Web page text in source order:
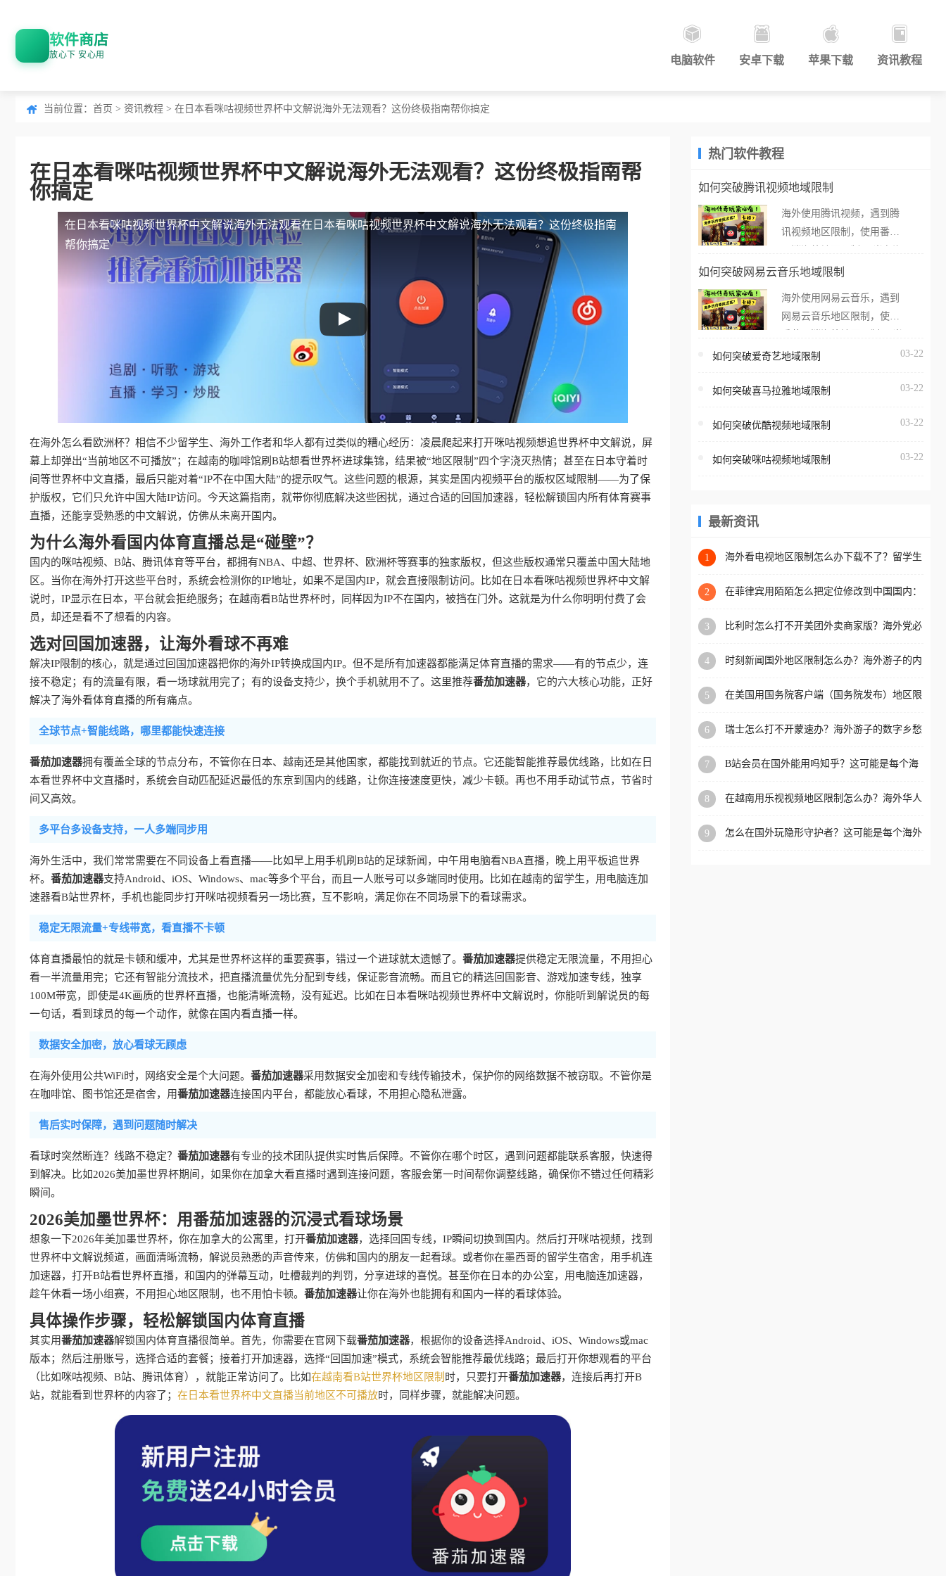
软件商店
放心下 安心用 电脑软件 安卓下载 苹果下载 资讯教程
当前位置： 首页 > 资讯教程 > 在日本看咪咕视频世界杯中文解说海外无法观看？这份终极指南帮你搞定
在日本看咪咕视频世界杯中文解说海外无法观看？这份终极指南帮
你搞定
在日本看咪咕视频世界杯中文解说海外无法观看在日本看咪咕视频世界杯中文解说海外无法观看？这份终极指南
帮你搞定
在海外怎么看欧洲杯？相信不少留学生、海外工作者和华人都有过类似的糟心经历：凌晨爬起来打开咪咕视频想追世界杯中文解说，屏
幕上却弹出“当前地区不可播放”；在越南的咖啡馆刷B站想看世界杯进球集锦，结果被“地区限制”四个字浇灭热情；甚至在日本守着时
间等世界杯中文直播，最后只能对着“IP不在中国大陆”的提示叹气。这些问题的根源，其实是国内视频平台的版权区域限制——为了保
护版权，它们只允许中国大陆IP访问。今天这篇指南，就带你彻底解决这些困扰，通过合适的回国加速器，轻松解锁国内所有体育赛事
直播，还能享受熟悉的中文解说，仿佛从未离开国内。
为什么海外看国内体育直播总是“碰壁”？
国内的咪咕视频、B站、腾讯体育等平台，都拥有NBA、中超、世界杯、欧洲杯等赛事的独家版权，但这些版权通常只覆盖中国大陆地
区。当你在海外打开这些平台时，系统会检测你的IP地址，如果不是国内IP，就会直接限制访问。比如在日本看咪咕视频世界杯中文解
说时，IP显示在日本，平台就会拒绝服务；在越南看B站世界杯时，同样因为IP不在国内，被挡在门外。这就是为什么你明明付费了会
员，却还是看不了想看的内容。
选对回国加速器，让海外看球不再难
解决IP限制的核心，就是通过回国加速器把你的海外IP转换成国内IP。但不是所有加速器都能满足体育直播的需求——有的节点少，连
接不稳定；有的流量有限，看一场球就用完了；有的设备支持少，换个手机就用不了。这里推荐番茄加速器，它的六大核心功能，正好
解决了海外看体育直播的所有痛点。
全球节点+智能线路，哪里都能快速连接
番茄加速器拥有覆盖全球的节点分布，不管你在日本、越南还是其他国家，都能找到就近的节点。它还能智能推荐最优线路，比如在日
本看世界杯中文直播时，系统会自动匹配延迟最低的东京到国内的线路，让你连接速度更快，减少卡顿。再也不用手动试节点，节省时
间又高效。
多平台多设备支持，一人多端同步用
海外生活中，我们常常需要在不同设备上看直播——比如早上用手机刷B站的足球新闻，中午用电脑看NBA直播，晚上用平板追世界
杯。 番茄加速器支持Android、iOS、Windows、mac等多个平台，而且一人账号可以多端同时使用。比如在越南的留学生，用电脑连加
速器看B站世界杯，手机也能同步打开咪咕视频看另一场比赛，互不影响，满足你在不同场景下的看球需求。
稳定无限流量+专线带宽，看直播不卡顿
体育直播最怕的就是卡顿和缓冲，尤其是世界杯这样的重要赛事，错过一个进球就太遗憾了。 番茄加速器提供稳定无限流量，不用担心
看一半流量用完；它还有智能分流技术，把直播流量优先分配到专线，保证影音流畅。而且它的精选回国影音、游戏加速专线，独享
100M带宽，即使是4K画质的世界杯直播，也能清晰流畅，没有延迟。比如在日本看咪咕视频世界杯中文解说时，你能听到解说员的每
一句话，看到球员的每一个动作，就像在国内看直播一样。
数据安全加密，放心看球无顾虑
在海外使用公共WiFi时，网络安全是个大问题。 番茄加速器采用数据安全加密和专线传输技术，保护你的网络数据不被窃取。不管你是
在咖啡馆、图书馆还是宿舍，用番茄加速器连接国内平台，都能放心看球，不用担心隐私泄露。
售后实时保障，遇到问题随时解决
看球时突然断连？线路不稳定？ 番茄加速器有专业的技术团队提供实时售后保障。不管你在哪个时区，遇到问题都能联系客服，快速得
到解决。比如2026美加墨世界杯期间，如果你在加拿大看直播时遇到连接问题，客服会第一时间帮你调整线路，确保你不错过任何精彩
瞬间。
2026美加墨世界杯：用番茄加速器的沉浸式看球场景
想象一下2026年美加墨世界杯，你在加拿大的公寓里，打开番茄加速器，选择回国专线，IP瞬间切换到国内。然后打开咪咕视频，找到
世界杯中文解说频道，画面清晰流畅，解说员熟悉的声音传来，仿佛和国内的朋友一起看球。或者你在墨西哥的留学生宿舍，用手机连
加速器，打开B站看世界杯直播，和国内的弹幕互动，吐槽裁判的判罚，分享进球的喜悦。甚至你在日本的办公室，用电脑连加速器，
趁午休看一场小组赛，不用担心地区限制，也不用怕卡顿。 番茄加速器让你在海外也能拥有和国内一样的看球体验。
具体操作步骤，轻松解锁国内体育直播
其实用番茄加速器解锁国内体育直播很简单。首先，你需要在官网下载番茄加速器，根据你的设备选择Android、iOS、Windows或mac
版本；然后注册账号，选择合适的套餐；接着打开加速器，选择“回国加速”模式，系统会智能推荐最优线路；最后打开你想观看的平台
（比如咪咕视频、B站、腾讯体育），就能正常访问了。比如在越南看B站世界杯地区限制 时，只要打开番茄加速器，连接后再打开B
站，就能看到世界杯的内容了； 在日本看世界杯中文直播当前地区不可播放时，同样步骤，就能解决问题。
热门软件教程
如何突破腾讯视频地域限制
海外使用腾讯视频，遇到腾
讯视频地区限制，使用番茄
外打开腾讯视频，却突然弹
地区无法播放”的提示语。
海外用户如香港、澳门、台
亚、欧洲等国家和地区时，
台一样，出现地区及版权限
地区播放。 遇到这个问题的
区工作、留学、定居等，都
权限制所困扰。
如何突破网易云音乐地域限制
海外使用网易云音乐，遇到
网易云音乐地区限制，使用
在海外打开网易云音乐，却
所在的地区无法播放”的提示
门、台湾、美国、加拿大、
区时，网易云音乐也会像其
回国加速器，即可解决「海
版权限制」的问题，无论人
国、加拿大、澳大利亚、欧
学、定居等，都可以使用，
扰。
如何突破爱奇艺地域限制 03-22
如何突破喜马拉雅地域限制 03-22
如何突破优酷视频地域限制 03-22
如何突破咪咕视频地域限制 03-22
最新资讯
1
海外看电视地区限制怎么办下载不了？留学生
2
在菲律宾用陌陌怎么把定位修改到中国国内：
3
比利时怎么打不开美团外卖商家版？海外党必
4
时刻新闻国外地区限制怎么办？海外游子的内
5
在美国用国务院客户端（国务院发布）地区限
6
瑞士怎么打不开蒙速办？海外游子的数字乡愁
7
B站会员在国外能用吗知乎？这可能是每个海
8
在越南用乐视视频地区限制怎么办？海外华人
9
怎么在国外玩隐形守护者？这可能是每个海外